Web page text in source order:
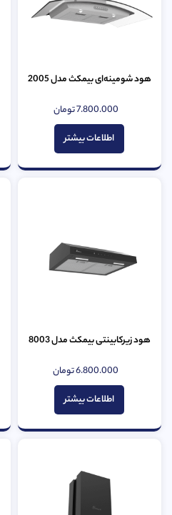
هود شومینه‌ای بیمکث مدل 2005
امتیاز
0
از
5
7.800.000تومان
اطلاعات بیشتر
هود زیرکابینتی بیمکث مدل 8003
امتیاز
0
از
5
6.800.000تومان
اطلاعات بیشتر